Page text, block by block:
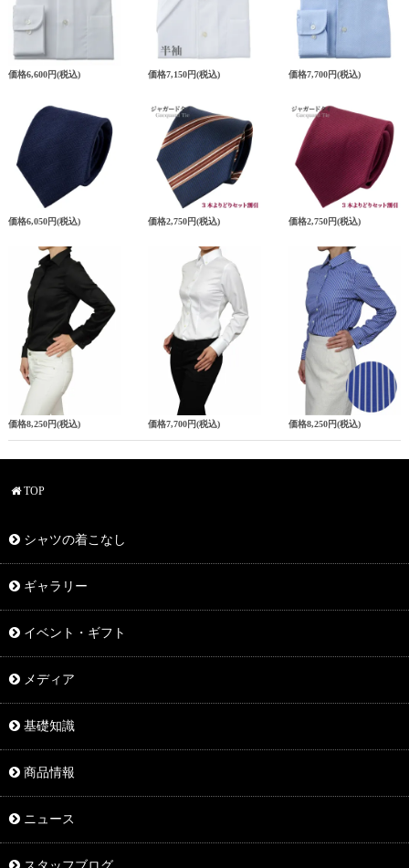
価格6,600円(税込) 価格7,150円(税込) 価格7,700円(税込)
価格6,050円(税込) 価格2,750円(税込) 価格2,750円(税込)
価格8,250円(税込) 価格7,700円(税込) 価格8,250円(税込)
TOP
シャツの着こなし
ギャラリー
イベント・ギフト
メディア
基礎知識
商品情報
ニュース